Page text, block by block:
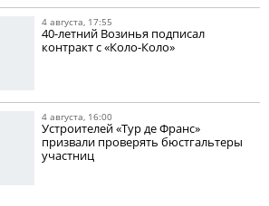
4 августа, 17:55
40-летний Возинья подписал
контракт с «Коло-Коло»
4 августа, 16:00
Устроителей «Тур де Франс»
призвали проверять бюстгальтеры
участниц